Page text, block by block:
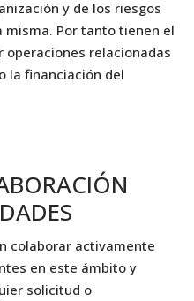
y de los riesgos
Por tanto tienen el
relacionadas
la financiación del
colaborar activamente
en este ámbito y
solicitud o